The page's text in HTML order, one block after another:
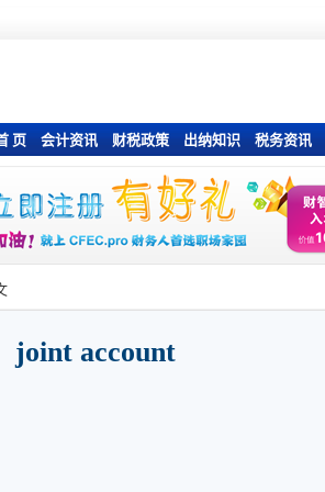
页 会计资讯 财税政策 出纳知识 税务资讯
joint account